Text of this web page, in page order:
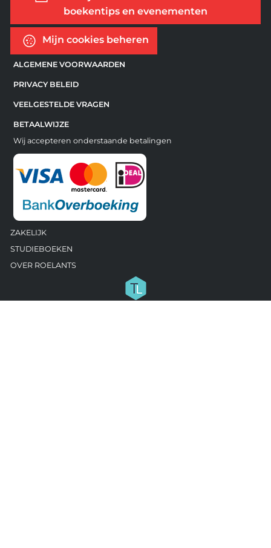
boekentips en evenementen
Mijn cookies beheren
ALGEMENE VOORWAARDEN
PRIVACY BELEID
VEELGESTELDE VRAGEN
BETAALWIJZE
Wij accepteren onderstaande betalingen
ZAKELIJK
STUDIEBOEKEN
OVER ROELANTS